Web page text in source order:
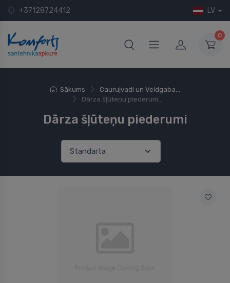
+37128724412 LV
0
Sākums
Cauruļvadi un Veidgaba...
Dārza šļūteņu piederum...
Dārza šļūteņu piederumi